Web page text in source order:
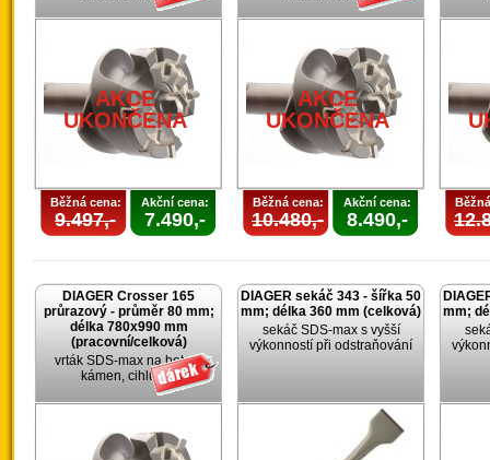
AKCE
UKONČENA
Běžná cena:
9.497,-
Akční cena:
7.490,-
AKCE
UKONČENA
Běžná cena:
10.480,-
Akční cena:
8.490,-
DIAGER Crosser 165
průrazový - průměr 80 mm;
délka 780x990 mm
(pracovní/celková)
vrták SDS-max na beton,
kámen, cihlu, …
DIAGER sekáč 343 - šířka 50
mm; délka 360 mm (celková)
sekáč SDS-max s vyšší
výkonností při odstraňování
mm;